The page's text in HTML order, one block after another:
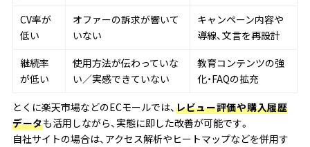
CV率が
低い
オファーの訴求が響いて
いない
キャンペーン内容や
導線、文言を再設計
継続率
が低い
使用方法が伝わっていな
い／実感できていない
教育コンテンツの強
化・FAQの拡充
とくに楽天市場などのECモールでは、レビュー評価や購入履歴
データも活用しながら、実態に即した改善が可能です。
自社サイトの場合は、アクセス解析やヒートマップなどを併用す